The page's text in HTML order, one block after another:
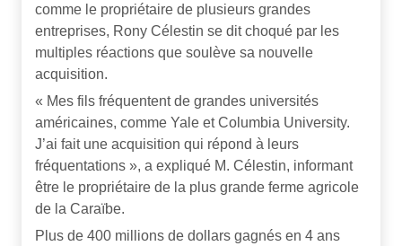
comme le propriétaire de plusieurs grandes
entreprises, Rony Célestin se dit choqué par les
multiples réactions que soulève sa nouvelle
acquisition.
« Mes fils fréquentent de grandes universités
américaines, comme Yale et Columbia University.
J’ai fait une acquisition qui répond à leurs
fréquentations », a expliqué M. Célestin, informant
être le propriétaire de la plus grande ferme agricole
de la Caraïbe.
Plus de 400 millions de dollars gagnés en 4 ans